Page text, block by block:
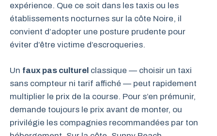
expérience. Que ce soit dans les taxis ou les
établissements nocturnes sur la côte Noire, il
convient d’adopter une posture prudente pour
éviter d’être victime d’escroqueries.
Un faux pas culturel classique — choisir un taxi
sans compteur ni tarif affiché — peut rapidement
multiplier le prix de la course. Pour s’en prémunir,
demande toujours le prix avant de monter, ou
privilégie les compagnies recommandées par ton